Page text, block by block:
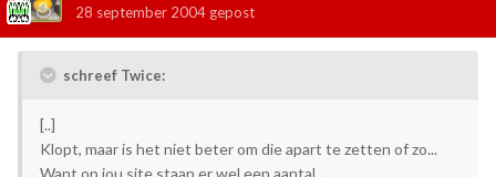
28 september 2004 gepost
schreef Twice:
[..]
Klopt, maar is het niet beter om die apart te zetten of zo...
Want op jou site staan er wel een aantal...